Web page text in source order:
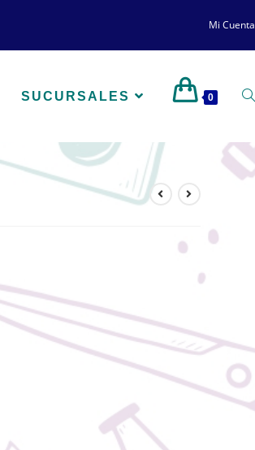
Mi Cuenta
SUCURSALES 0